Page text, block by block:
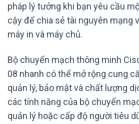
pháp lý tưởng khi bạn yêu cầu
cậy để chia sẻ tài nguyên mạng
máy in và máy chủ.
Bộ chuyển mạch thông minh
08 nhanh có thể mở rộng cung
quản lý, bảo mật và chất lượng
các tính năng của bộ chuyển
quản lý hoặc cấp độ người tiêu